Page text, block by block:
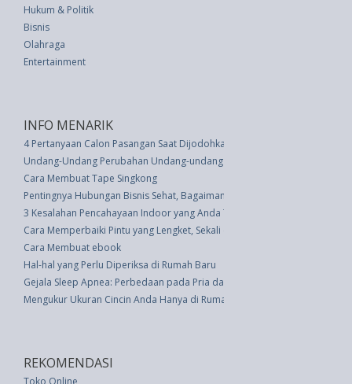
Hukum & Politik
Bisnis
Olahraga
Entertainment
INFO MENARIK
4 Pertanyaan Calon Pasangan Saat Dijodohkan
Undang-Undang Perubahan Undang-undang Tentang Pokok-pokok
Cara Membuat Tape Singkong
Pentingnya Hubungan Bisnis Sehat, Bagaimana Mempertahankannya?
3 Kesalahan Pencahayaan Indoor yang Anda Tidak Sadar Sedang Lakukan
Cara Memperbaiki Pintu yang Lengket, Sekali dan untuk Selamanya
Cara Membuat ebook
Hal-hal yang Perlu Diperiksa di Rumah Baru
Gejala Sleep Apnea: Perbedaan pada Pria dan Wanita
Mengukur Ukuran Cincin Anda Hanya di Rumah
REKOMENDASI
Toko Online